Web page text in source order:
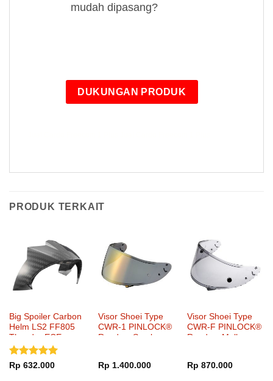
mudah dipasang?
DUKUNGAN PRODUK
PRODUK TERKAIT
Big Spoiler Carbon
Helm LS2 FF805
Thunder ECE
Dinilai 5
Rp 632.000
Visor Shoei Type
CWR-1 PINLOCK®
Ready – Smoke
Rp 1.400.000
Visor Shoei Type
CWR-F PINLOCK®
Ready – Mellow
Rp 870.000